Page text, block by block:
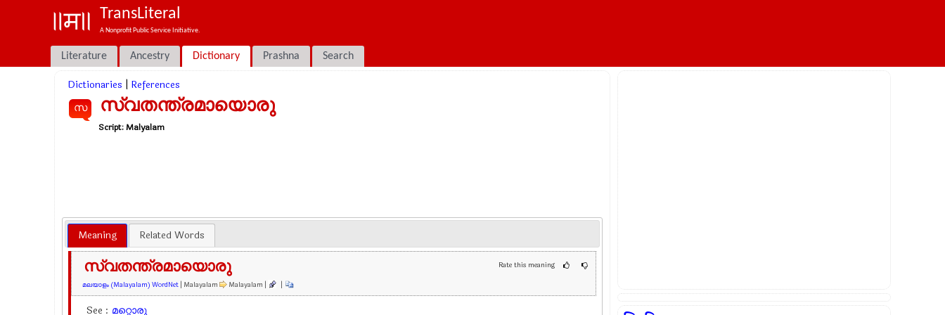
TransLiteral
A Nonprofit Public Service Initiative.
Literature Ancestry Dictionary Prashna Search
Dictionaries References
സ സ്വതന്ത്രമായൊരു
Script:Malyalam
Meaning Related Words
Rate this meaning
സ്വതന്ത്രമായൊരു
മലയാളം (Malayalam) WordNet| Malayalam Malayalam | |
See : മറ്റൊരു